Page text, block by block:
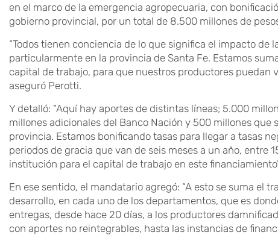
en el marco de la emergencia agropecuaria, con
gobierno provincial, por un total de 8.500 millones de
“Todos tienen conciencia de lo que significa el impacto de
particularmente en la provincia de Santa Fe. Estamos
capital de trabajo, para que nuestros productores puedan
aseguró Perotti.
Y detalló: “Aquí hay aportes de distintas líneas; 5.000
millones adicionales del Banco Nación y 500 millones
provincia. Estamos bonificando tasas para llegar a tasas
periodos de gracia que van de seis meses a un año, entre
institución para el capital de trabajo en este
En ese sentido, el mandatario agregó: “A esto se suma el
desarrollo, en cada uno de los departamentos, que es
entregas, desde hace 20 días, a los productores
con aportes no reintegrables, hasta las instancias de